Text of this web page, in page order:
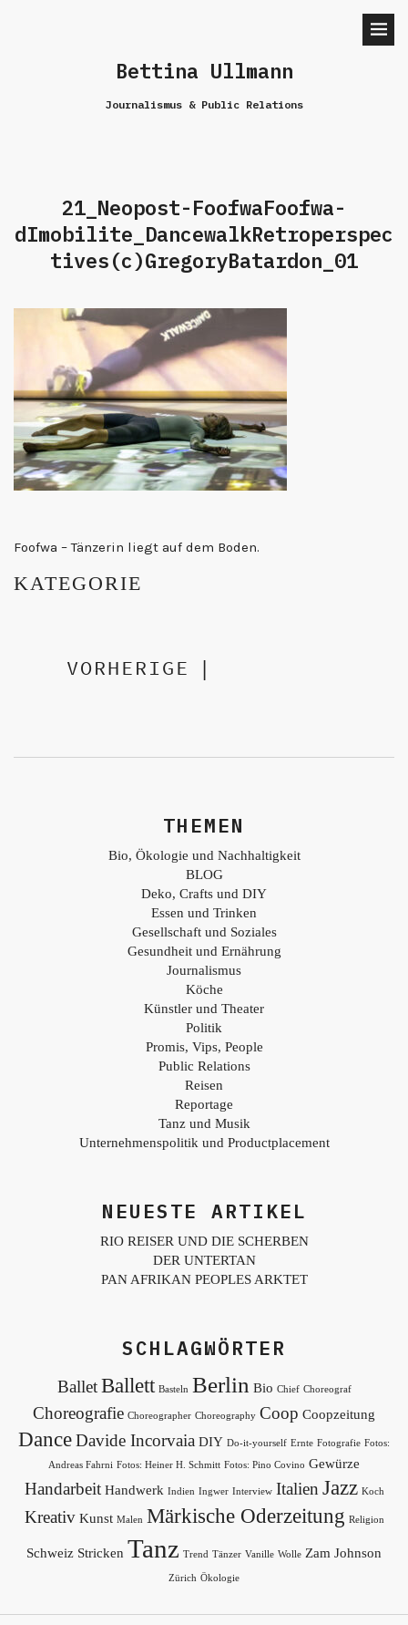
Bettina Ullmann
Journalismus & Public Relations
21_Neopost-FoofwaFoofwa-
dImobilite_DancewalkRetroperspec
tives(c)GregoryBatardon_01
Foofwa – Tänzerin liegt auf dem Boden.
KATEGORIE
VORHERIGE |
THEMEN
Bio, Ökologie und Nachhaltigkeit
BLOG
Deko, Crafts und DIY
Essen und Trinken
Gesellschaft und Soziales
Gesundheit und Ernährung
Journalismus
Köche
Künstler und Theater
Politik
Promis, Vips, People
Public Relations
Reisen
Reportage
Tanz und Musik
Unternehmenspolitik und Productplacement
NEUESTE ARTIKEL
RIO REISER UND DIE SCHERBEN
DER UNTERTAN
PAN AFRIKAN PEOPLES ARKTET
SCHLAGWÖRTER
Ballet Ballett Basteln Berlin Bio Chief Choreograf
Choreografie Choreographer Choreography Coop Coopzeitung
DanceDavide Incorvaia DIY Do-it-yourself Ernte Fotografie Fotos:
Andreas Fahrni Fotos: Heiner H. Schmitt Fotos: Pino Covino Gewürze
Handarbeit Handwerk Indien Ingwer Interview Italien Jazz Koch
Kreativ Kunst Malen Märkische Oderzeitung Religion
Schweiz Stricken Tanz Trend Tänzer Vanille Wolle Zam Johnson
Zürich Ökologie